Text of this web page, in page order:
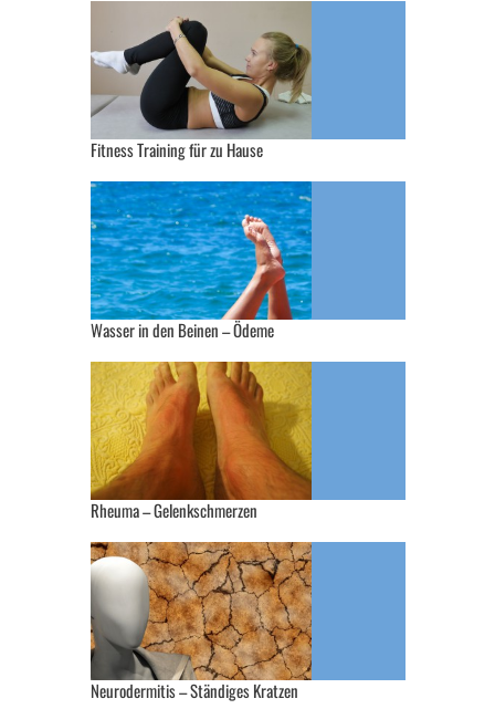
Fitness Training für zu Hause
Wasser in den Beinen – Ödeme
Rheuma – Gelenkschmerzen
Neurodermitis – Ständiges Kratzen